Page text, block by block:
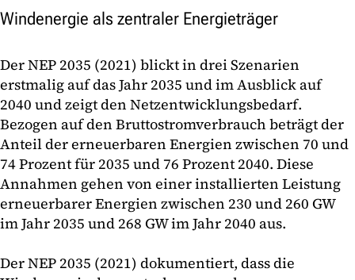
Windenergie als zentraler Energieträger
Der NEP 2035 (2021) blickt in drei Szenarien
erstmalig auf das Jahr 2035 und im Ausblick auf
2040 und zeigt den Netzentwicklungsbedarf.
Bezogen auf den Bruttostromverbrauch beträgt der
Anteil der erneuerbaren Energien zwischen 70 und
74 Prozent für 2035 und 76 Prozent 2040. Diese
Annahmen gehen von einer installierten Leistung
erneuerbarer Energien zwischen 230 und 260 GW
im Jahr 2035 und 268 GW im Jahr 2040 aus.
Der NEP 2035 (2021) dokumentiert, dass die